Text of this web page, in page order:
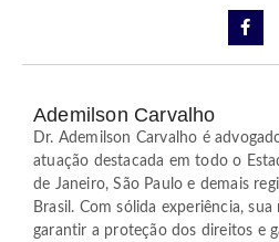
Ademilson Carvalho
Dr. Ademilson Carvalho é
atuação destacada em todo o
de Janeiro, São Paulo e demais
Brasil. Com sólida experiência, sua
garantir a proteção dos direitos e